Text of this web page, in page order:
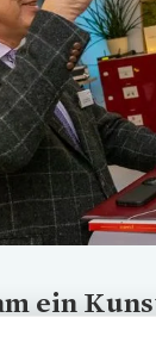
ein